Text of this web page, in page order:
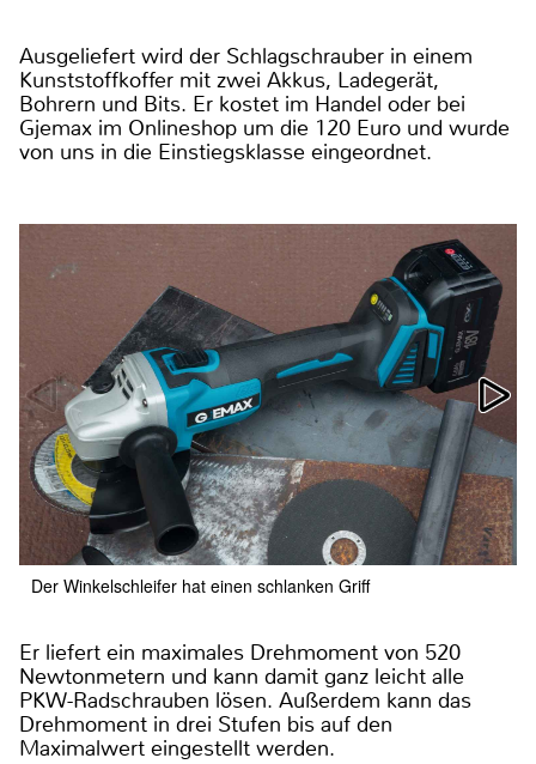
Ausgeliefert wird der Schlagschrauber in einem
Kunststoffkoffer mit zwei Akkus, Ladegerät,
Bohrern und Bits. Er kostet im Handel oder bei
Gjemax im Onlineshop um die 120 Euro und wurde
von uns in die Einstiegsklasse eingeordnet.
Der Winkelschleifer hat einen schlanken Griff
Er liefert ein maximales Drehmoment von 520
Newtonmetern und kann damit ganz leicht alle
PKW-Radschrauben lösen. Außerdem kann das
Drehmoment in drei Stufen bis auf den
Maximalwert eingestellt werden.